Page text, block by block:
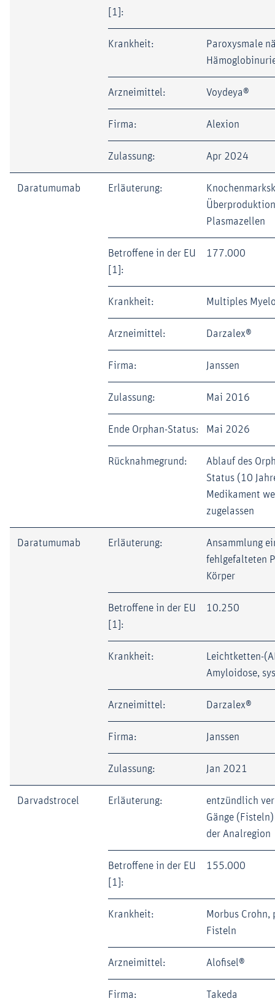
[1]:
Krankheit:
Paroxysmale
Arzneimittel: Voydeya®
Firma: Alexion
Zulassung: Apr 2024
Daratumumab Erläuterung:
Plasmazellen
Betroffene in der EU
[1]:
177.000
Krankheit: Multiples
Arzneimittel: Darzalex®
Firma: Janssen
Zulassung: Mai 2016
Ende Orphan-Status: Mai 2026
Rücknahmegrund:
Ablauf des
Status (10
Medikament
zugelassen
Daratumumab Erläuterung:
Ansammlung
fehlgefalteten
Körper
Betroffene in der EU
[1]:
10.250
Krankheit:
Leichtketten-
Amyloidose,
Arzneimittel: Darzalex®
Firma: Janssen
Zulassung: Jan 2021
Darvadstrocel Erläuterung:
entzündlich
Gänge
der Analregion
Betroffene in der EU
[1]:
155.000
Krankheit:
Morbus Crohn,
Fisteln
Arzneimittel: Alofisel®
Firma: Takeda